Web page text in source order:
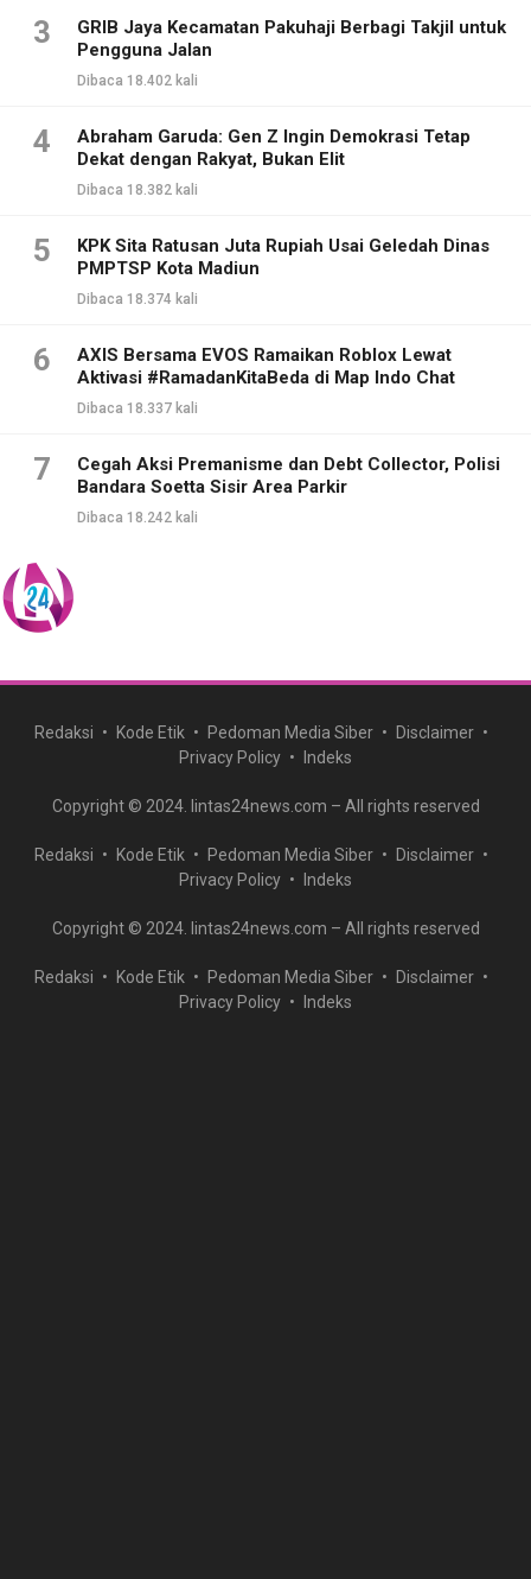
3
GRIB Jaya Kecamatan Pakuhaji Berbagi Takjil untuk
Pengguna Jalan
Dibaca 18.402 kali
4
Abraham Garuda: Gen Z Ingin Demokrasi Tetap
Dekat dengan Rakyat, Bukan Elit
Dibaca 18.382 kali
5
KPK Sita Ratusan Juta Rupiah Usai Geledah Dinas
PMPTSP Kota Madiun
Dibaca 18.374 kali
6
AXIS Bersama EVOS Ramaikan Roblox Lewat
Aktivasi #RamadanKitaBeda di Map Indo Chat
Dibaca 18.337 kali
7
Cegah Aksi Premanisme dan Debt Collector, Polisi
Bandara Soetta Sisir Area Parkir
Dibaca 18.242 kali
Redaksi Kode Etik Pedoman Media Siber
Disclaimer
Privacy Policy
Indeks
Copyright © 2024. lintas24news.com – All rights reserved
Redaksi Kode Etik Pedoman Media Siber
Disclaimer
Privacy Policy
Indeks
Copyright © 2024. lintas24news.com – All rights reserved
Redaksi Kode Etik Pedoman Media Siber
Disclaimer
Privacy Policy
Indeks